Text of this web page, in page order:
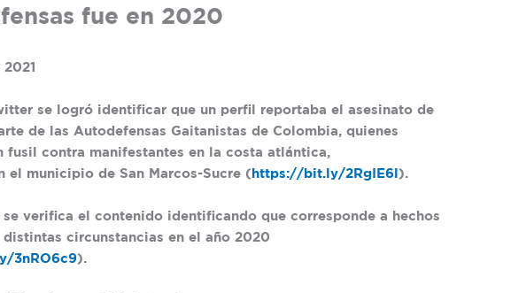
fue en 2020
se logró identificar que un perfil reportaba el asesinato de
de las Autodefensas Gaitanistas de Colombia, quienes
fusil contra manifestantes en la costa atlántica,
el municipio de San Marcos-Sucre ( https://bit.ly/2RgIE6l ).
verifica el contenido identificando que corresponde a hechos
circunstancias en el año 2020
3nRO6c9).